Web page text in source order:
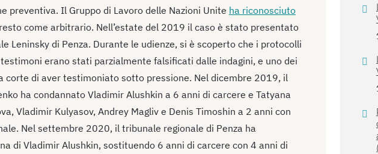
preventiva. Il Gruppo di Lavoro delle Nazioni Unite ha riconosciuto
come arbitrario. Nell’estate del 2019 il caso è stato presentato
Leninsky di Penza. Durante le udienze, si è scoperto che i protocolli
erano stati parzialmente falsificati dalle indagini, e uno dei
corte di aver testimoniato sotto pressione. Nel dicembre 2019, il
ha condannato Vladimir Alushkin a 6 anni di carcere e Tatyana
Vladimir Kulyasov, Andrey Magliv e Denis Timoshin a 2 anni con
Nel settembre 2020, il tribunale regionale di Penza ha
di Vladimir Alushkin, sostituendo 6 anni di carcere con 4 anni di